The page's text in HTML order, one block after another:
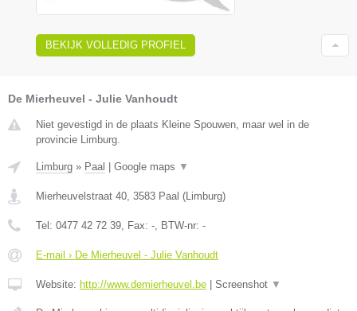
BEKIJK VOLLEDIG PROFIEL
De Mierheuvel - Julie Vanhoudt
Niet gevestigd in de plaats Kleine Spouwen, maar wel in de
provincie Limburg.
Limburg » Paal Google maps ▼
Mierheuvelstraat 40 3583 Paal ( Limburg)
Tel: 0477 42 72 39 , Fax: - , BTW-nr: -
E-mail › De Mierheuvel - Julie Vanhoudt
Website: http://www.demierheuvel.be Screenshot ▼